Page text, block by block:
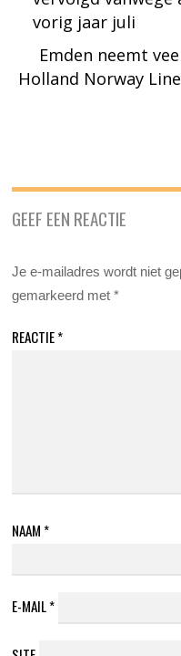
vorig jaar juli
Emden neemt
Holland Norway
GEEF EEN REACTIE
Je e-mailadres wordt niet
gemarkeerd met*
REACTIE*
NAAM *
E-MAIL*